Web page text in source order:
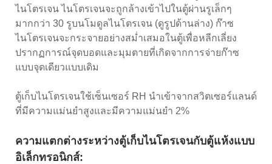
ไนโตรเจน ไนโตรเจนจะถูกล้างเข้าไปในตู้ผ่านรูเล็กๆ
มากกว่า 30 รูบนโมดูลไนโตรเจน (ดูรูปด้านล่าง) ก๊าซ
ไนโตรเจนจะกระจายอย่างสม่ำเสมอในตู้เพื่อหลีกเลี่ยง
ปรากฏการณ์จุดบอดและมุมตายที่เกิดจากการจ่ายก๊าซ
แบบจุดเดียวแบบเดิม
ตู้เก็บไนโตรเจนใช้เซ็นเซอร์ RH นำเข้าจากสวิตเซอร์แลนด์
ที่มีความแม่นยำสูงและมีความแม่นยำ 2%
ความแตกต่างระหว่างตู้เก็บไนโตรเจนกับตู้แห้งแบบ
อิเล็กทรอนิกส์: